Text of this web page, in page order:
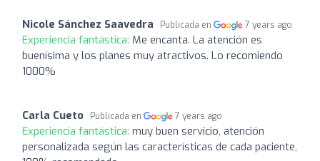
Nicole Sánchez Saavedra Publicada en 7 years ago
Experiencia fantástica: Me encanta. La atención es
buenísima y los planes muy atractivos. Lo recomiendo
1000%
Carla Cueto Publicada en 7 years ago
Experiencia fantástica: muy buen servicio, atención
personalizada según las características de cada paciente,